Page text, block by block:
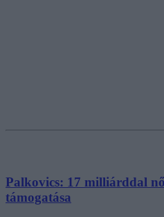
Palkovics: 17 milliárddal
támogatása